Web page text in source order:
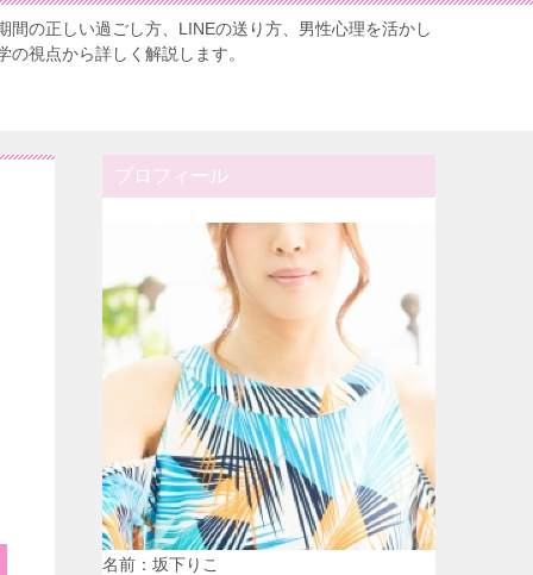
間の正しい過ごし方、LINEの送り方、男性心理を活かし
視点から詳しく解説します。
プロフィール
名前：坂下りこ